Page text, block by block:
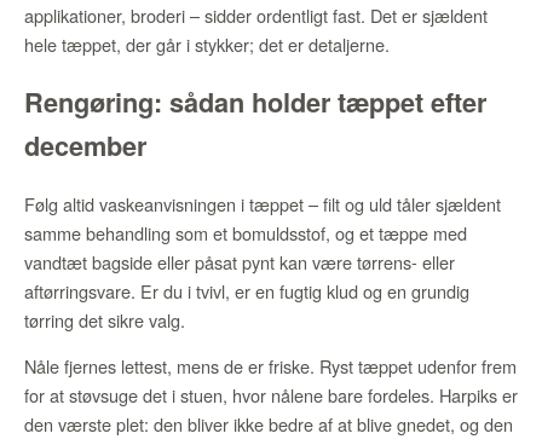
applikationer, broderi – sidder ordentligt fast. Det er sjældent
hele tæppet, der går i stykker; det er detaljerne.
Rengøring: sådan holder tæppet efter
december
Følg altid vaskeanvisningen i tæppet – filt og uld tåler sjældent
samme behandling som et bomuldsstof, og et tæppe med
vandtæt bagside eller påsat pynt kan være tørrens- eller
aftørringsvare. Er du i tvivl, er en fugtig klud og en grundig
tørring det sikre valg.
Nåle fjernes lettest, mens de er friske. Ryst tæppet udenfor frem
for at støvsuge det i stuen, hvor nålene bare fordeles. Harpiks er
den værste plet: den bliver ikke bedre af at blive gnedet, og den